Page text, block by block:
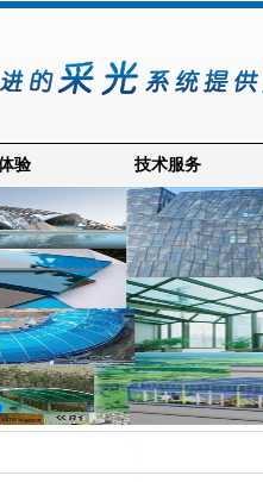
验 技术服务